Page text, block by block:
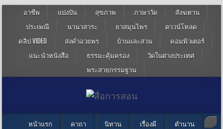
อาชีพ แบ่งปัน สุขภาพ ภาษาวัด
สังฆทาน
ประเพณี
นานาสาระ ยาสมุนไพร
ดาวน์โหลด
คลิป VIDEO
ส่งคำอวยพร บ้านและสวน
คอมพิวเตอร์
แนะนำหนังสือ
ธรรมะคุ้มครอง
วัดในต่างประเทศ
พระสายกรรมฐาน
หน้าแรก คาถา นิทาน เรื่องผี ตำนาน